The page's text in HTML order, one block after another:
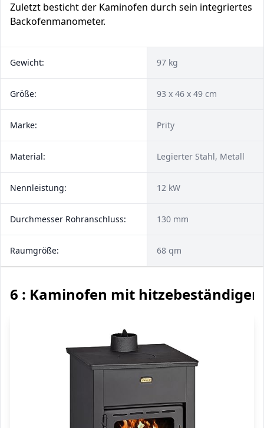
Zuletzt besticht der Kaminofen durch sein integriertes
Backofenmanometer.
Gewicht: 97 kg
Größe: 93 x 46 x 49 cm
Marke: Prity
Material: Legierter Stahl, Metall
Nennleistung: 12 kW
Durchmesser Rohranschluss: 130 mm
Raumgröße: 68 qm
6 : Kaminofen mit